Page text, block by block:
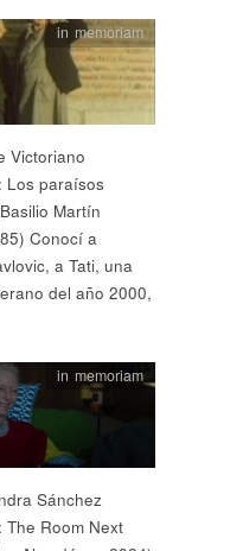
in memoriam
Victoriano
Los paraísos
Martín
Conocí a
a Tati, una
del año 2000,
in memoriam
Sánchez
The Room Next